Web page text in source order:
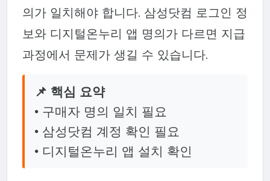
의가 일치해야 합니다. 삼성닷컴 로그인 정
보와 디지털온누리 앱 명의가 다르면 지급
과정에서 문제가 생길 수 있습니다.
📌 핵심 요약
• 구매자 명의 일치 필요
• 삼성닷컴 계정 확인 필요
• 디지털온누리 앱 설치 확인